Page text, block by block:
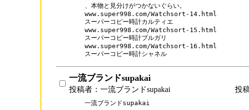
、本物と見分けがつかないぐらい。
www.super998.com/Watchsort-14.html
スーパーコピー時計カルティエ
www.super998.com/Watchsort-15.html
スーパーコピー時計ブルガリ
www.super998.com/Watchsort-16.html
一流ブランドsupakai
投稿者：一流ブランドsupakai
投
一流ブランドsupakai